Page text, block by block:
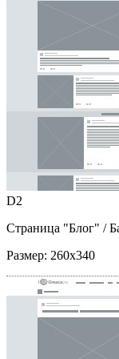
D2
Страница "Блог" /
Размер: 260x340